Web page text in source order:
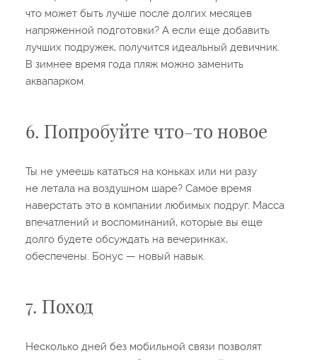
что может быть лучше после долгих месяцев
напряженной подготовки? А если еще добавить
лучших подружек, получится идеальный девичник.
В зимнее время года пляж можно заменить
аквапарком.
6. Попробуйте что-то новое
Ты не умеешь кататься на коньках или ни разу
не летала на воздушном шаре? Самое время
наверстать это в компании любимых подруг. Масса
впечатлений и воспоминаний, которые вы еще
долго будете обсуждать на вечеринках,
обеспечены. Бонус — новый навык.
7. Поход
Несколько дней без мобильной связи позволят